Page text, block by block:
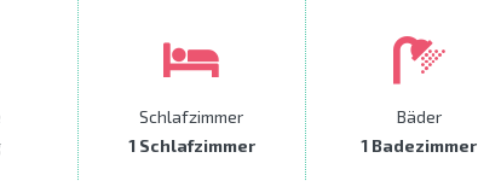
Schlafzimmer
1 Schlafzimmer
Bäder
1 Badezimmer